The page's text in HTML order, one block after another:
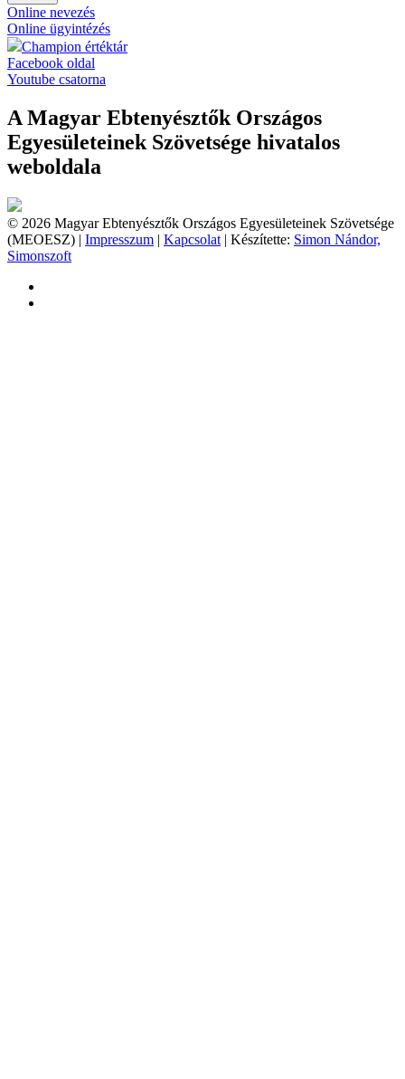
Online nevezés
Online ügyintézés
Champion értéktár
Facebook oldal
Youtube csatorna
A Magyar Ebtenyésztők Országos
Egyesületeinek Szövetsége hivatalos
weboldala
© 2026 Magyar Ebtenyésztők Országos Egyesületeinek Szövetsége
(MEOESZ) | Impresszum | Kapcsolat | Készítette: Simon Nándor,
Simonszoft